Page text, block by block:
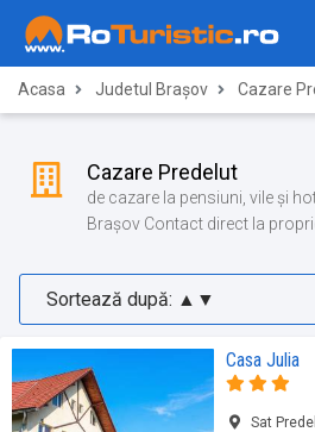
Acasa Judetul Brașov Cazare
Cazare Predelut
de cazare la pensiuni, vile și
Brașov Contact direct la proprietari prin Romania
Casa Julia
Sat